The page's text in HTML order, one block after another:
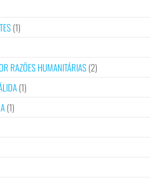
(1)
RAZÕES HUMANITÁRIAS(2)
(1)
(1)